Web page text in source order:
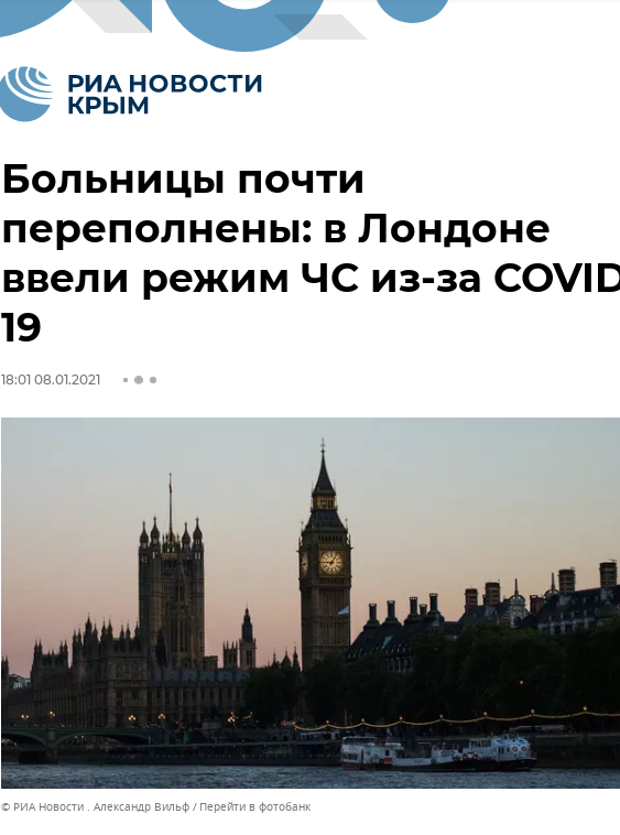
Больницы почти
переполнены: в Лондоне
ввели режим ЧС из-за
19
18:01 08.01.2021
© РИА Новости . Александр Вильф Перейти в фотобанк